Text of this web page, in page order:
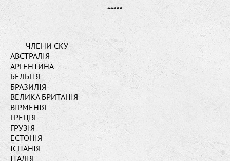
*****
ЧЛЕНИ СКУ
АВСТРАЛІЯ
АРГЕНТИНА
БЕЛЬГІЯ
БРАЗИЛІЯ
ВЕЛИКА БРИТАНІЯ
ВІРМЕНІЯ
ГРЕЦІЯ
ГРУЗІЯ
ЕСТОНІЯ
IСПАНІЯ
ІТАЛІЯ